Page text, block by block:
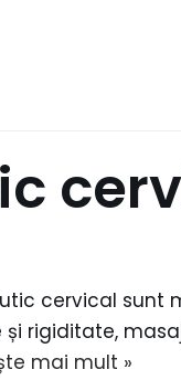
cervical sunt
rigiditate,
mai mult »